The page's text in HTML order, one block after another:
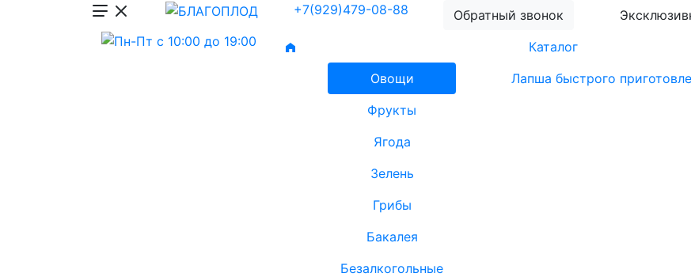
+7(929)479-08-88 Обратный звонок
Каталог
Овощи
Фрукты
Ягода
Зелень
Грибы
Бакалея
Безалкогольные
Лапша быстрого